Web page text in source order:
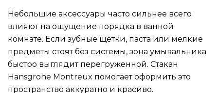
Небольшие аксессуары часто сильнее всего
влияют на ощущение порядка в ванной
комнате. Если зубные щётки, паста или мелкие
предметы стоят без системы, зона умывальника
быстро выглядит перегруженной. Стакан
Hansgrohe Montreux помогает оформить это
пространство аккуратно и красиво.